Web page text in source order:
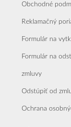
Obchodné
Reklamačný
Formulár na
Formulár na
zmluvy
Odstúpiť od
Ochrana